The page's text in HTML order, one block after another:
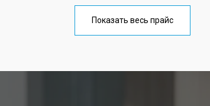
от 70 мин
Показать весь прайс